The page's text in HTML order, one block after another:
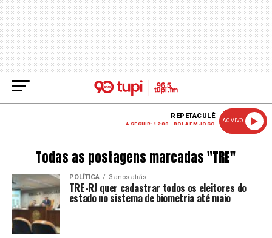
REPETACULÊ
A SEGUIR: 12:00 - BOLA EM JOGO
AO VIVO
Todas as postagens marcadas "TRE"
POLÍTICA 3 anos atrás
TRE-RJ quer cadastrar todos os eleitores do
estado no sistema de biometria até maio